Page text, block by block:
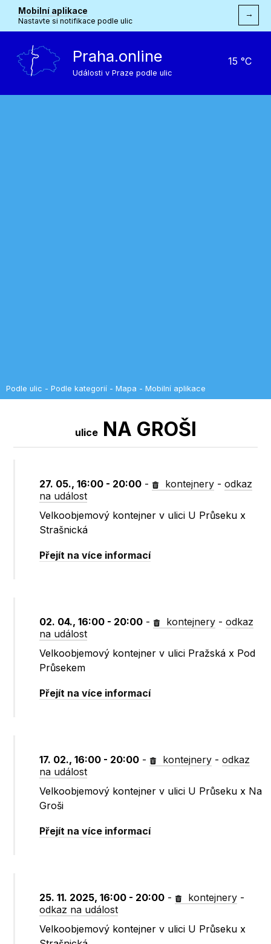
Mobilní aplikace
Nastavte si notifikace podle ulic
→
Praha.online
Události v Praze podle ulic
15 °C
Podle ulic - Podle kategorií - Mapa - Mobilní aplikace
uliceNA GROŠI
27. 05., 16:00 - 20:00 - kontejnery -odkaz
na událost
Velkoobjemový kontejner v ulici U Průseku x
Strašnická
Přejít na více informací
02. 04., 16:00 - 20:00 - kontejnery -odkaz
na událost
Velkoobjemový kontejner v ulici Pražská x Pod
Průsekem
Přejít na více informací
17. 02., 16:00 - 20:00 - kontejnery -odkaz
na událost
Velkoobjemový kontejner v ulici U Průseku x Na
Groši
Přejít na více informací
25. 11. 2025, 16:00 - 20:00 - kontejnery -
odkaz na událost
Velkoobjemový kontejner v ulici U Průseku x